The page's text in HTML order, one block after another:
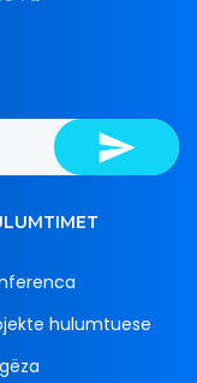
hulumtuese